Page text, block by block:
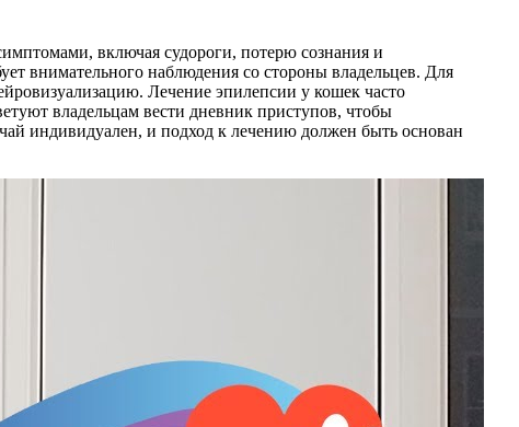
включая судороги, потерю сознания и
внимательного наблюдения со стороны владельцев. Для
Лечение эпилепсии у кошек часто
владельцам вести дневник приступов, чтобы
индивидуален, и подход к лечению должен быть основан